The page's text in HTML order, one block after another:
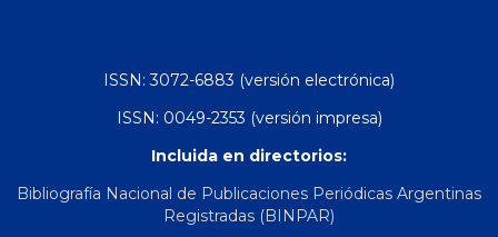
ISSN: 3072-6883 (versión electrónica)
ISSN: 0049-2353 (versión impresa)
Incluida en directorios:
Bibliografía Nacional de Publicaciones Periódicas Argentinas
Registradas (BINPAR)